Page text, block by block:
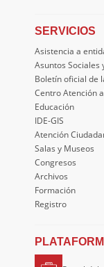
SERVICIOS
Asistencia a
Asuntos Sociales
Boletín oficial de
Centro Atención
Educación
IDE-GIS
Atención
Salas y Museos
Congresos
Archivos
Formación
Registro